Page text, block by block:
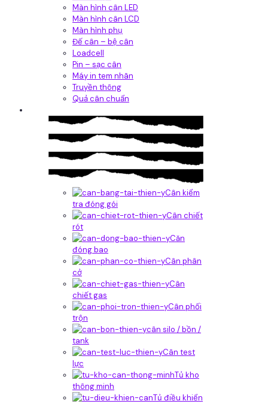
Màn hình cân LED
Màn hình cân LCD
Màn hình phụ
Đế cân – bệ cân
Loadcell
Pin – sạc cân
Máy in tem nhãn
Truyền thông
Quả cân chuẩn
Cân kiểm
tra đóng gói
Cân chiết
rót
Căn
đóng bao
Cân phân
cở
Cân
chiết gas
Cân phối
trộn
cân silo / bồn /
tank
Cân test
lực
Tủ kho
thông minh
Tủ điều khiển